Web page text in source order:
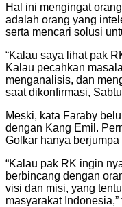
Hal ini mengingat
adalah orang yang
serta mencari solusi
“Kalau saya lihat pak
Kalau pecahkan
menganalisis, dan
saat dikonfirmasi,
Meski, kata Faraby
dengan Kang Emil.
Golkar hanya
“Kalau pak RK ingin
berbincang dengan
visi dan misi, yang
masyarakat Indonesia,”